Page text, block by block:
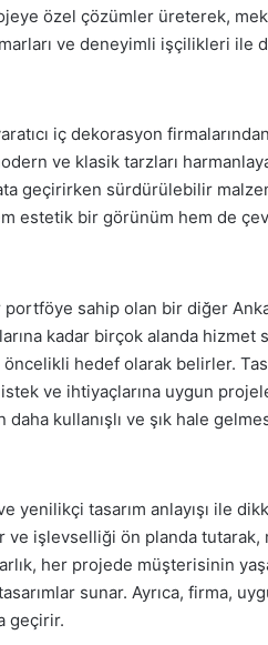
özel çözümler üreterek,
ve deneyimli işçilikleri ile
iç dekorasyon
ve klasik tarzları
geçirirken sürdürülebilir
estetik bir görünüm hem de
portföye sahip olan bir diğer
kadar birçok alanda hizmet
hedef olarak belirler.
ve ihtiyaçlarına uygun
daha kullanışlı ve şık hale
yenilikçi tasarım anlayışı ile
ve işlevselliği ön planda
her projede müşterisinin
sunar. Ayrıca, firma,
geçirir.